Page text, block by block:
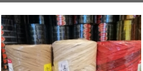
099 553-22-86